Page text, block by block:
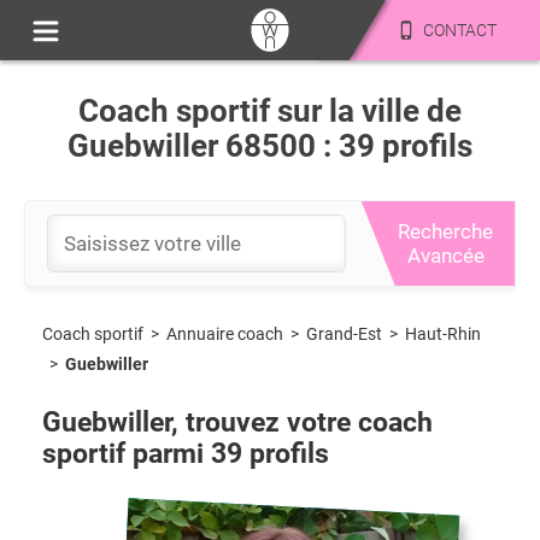
CONTACT
Coach sportif sur la ville de
Guebwiller 68500 : 39 profils
Recherche
Avancée
Coach sportif > Annuaire coach > Grand-Est > Haut-Rhin
> Guebwiller
Guebwiller, trouvez votre coach
sportif parmi 39 profils